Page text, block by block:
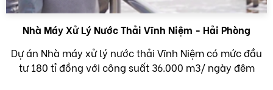
Nhà Máy Xử Lý Nước Thải Vĩnh Niệm - Hải Phòng
Dự án Nhà máy xử lý nước thải Vĩnh Niệm có mức đầu
tư 180 tỉ đồng với công suất 36.000 m3/ ngày đêm